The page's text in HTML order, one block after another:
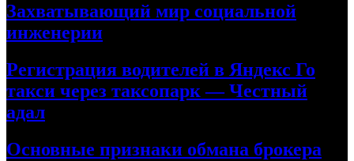
Захватывающий мир социальной
инженерии
Регистрация водителей в Яндекс Го
такси через таксопарк — Честный
адал
Основные признаки обмана брокера